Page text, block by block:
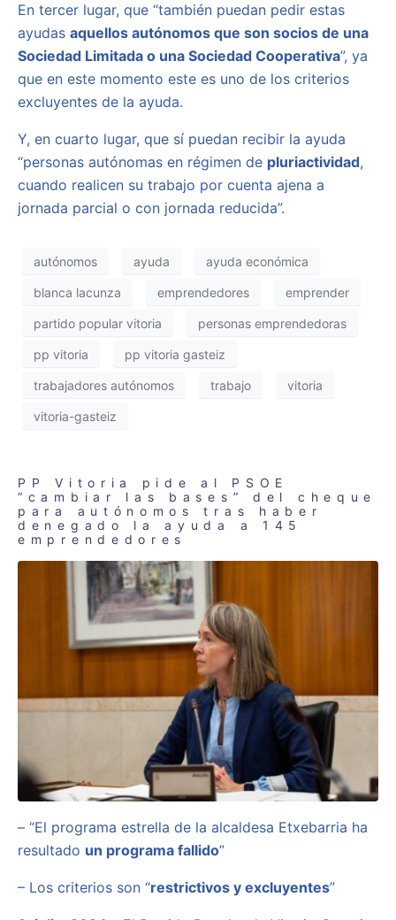
En tercer lugar, que “también puedan pedir estas
ayudas aquellos autónomos que son socios de una
Sociedad Limitada o una Sociedad Cooperativa”, ya
que en este momento este es uno de los criterios
excluyentes de la ayuda.
Y, en cuarto lugar, que sí puedan recibir la ayuda
“personas autónomas en régimen de pluriactividad,
cuando realicen su trabajo por cuenta ajena a
jornada parcial o con jornada reducida”.
autónomos ayuda ayuda económica
blanca lacunza emprendedores emprender
partido popular vitoria personas emprendedoras
pp vitoria pp vitoria gasteiz
trabajadores autónomos trabajo vitoria
vitoria-gasteiz
PP Vitoria pide al PSOE
“cambiar las bases” del cheque
para autónomos tras haber
denegado la ayuda a 145
emprendedores
– “El programa estrella de la alcaldesa Etxebarria ha
resultado un programa fallido”
– Los criterios son “restrictivos y excluyentes”